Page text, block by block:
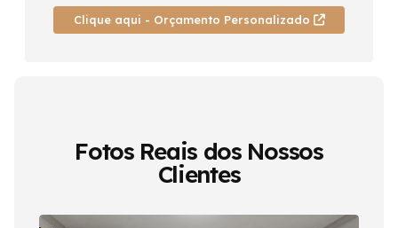
Clique aqui - Orçamento Personalizado
Fotos Reais dos Nossos
Clientes